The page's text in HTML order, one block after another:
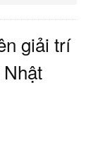
giải trí